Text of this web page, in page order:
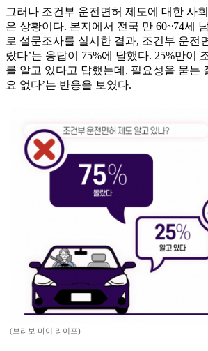
그러나 조건부 운전면허 제도에 대한 사
은 상황이다. 본지에서 전국 만 60~74세
로 설문조사를 실시한 결과, 조건부 운전
랐다’는 응답이 75%에 달했다. 25%만이
를 알고 있다고 답했는데, 필요성을 묻는
요 없다’는 반응을 보였다.
(브라보 마이 라이프)